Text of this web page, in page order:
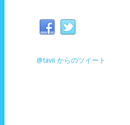
@tavii からのツイート